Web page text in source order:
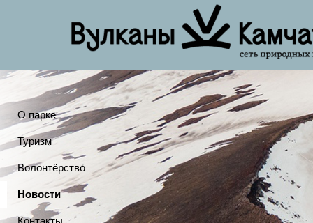
О парке
Туризм
Волонтёрство
Новости
Контакты